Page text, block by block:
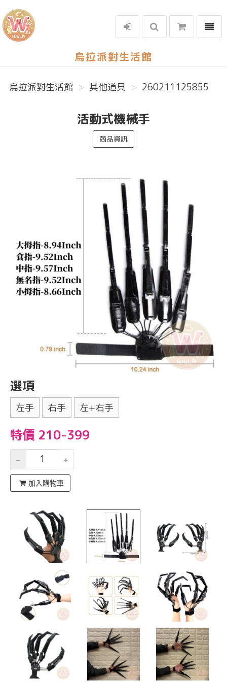
烏拉派對生活館
選單
烏拉派對生活館 其他道具 260211125855
活動式機械手
商品資訊
選項
左手 右手 左+右手
特價 210-399
加入購物車